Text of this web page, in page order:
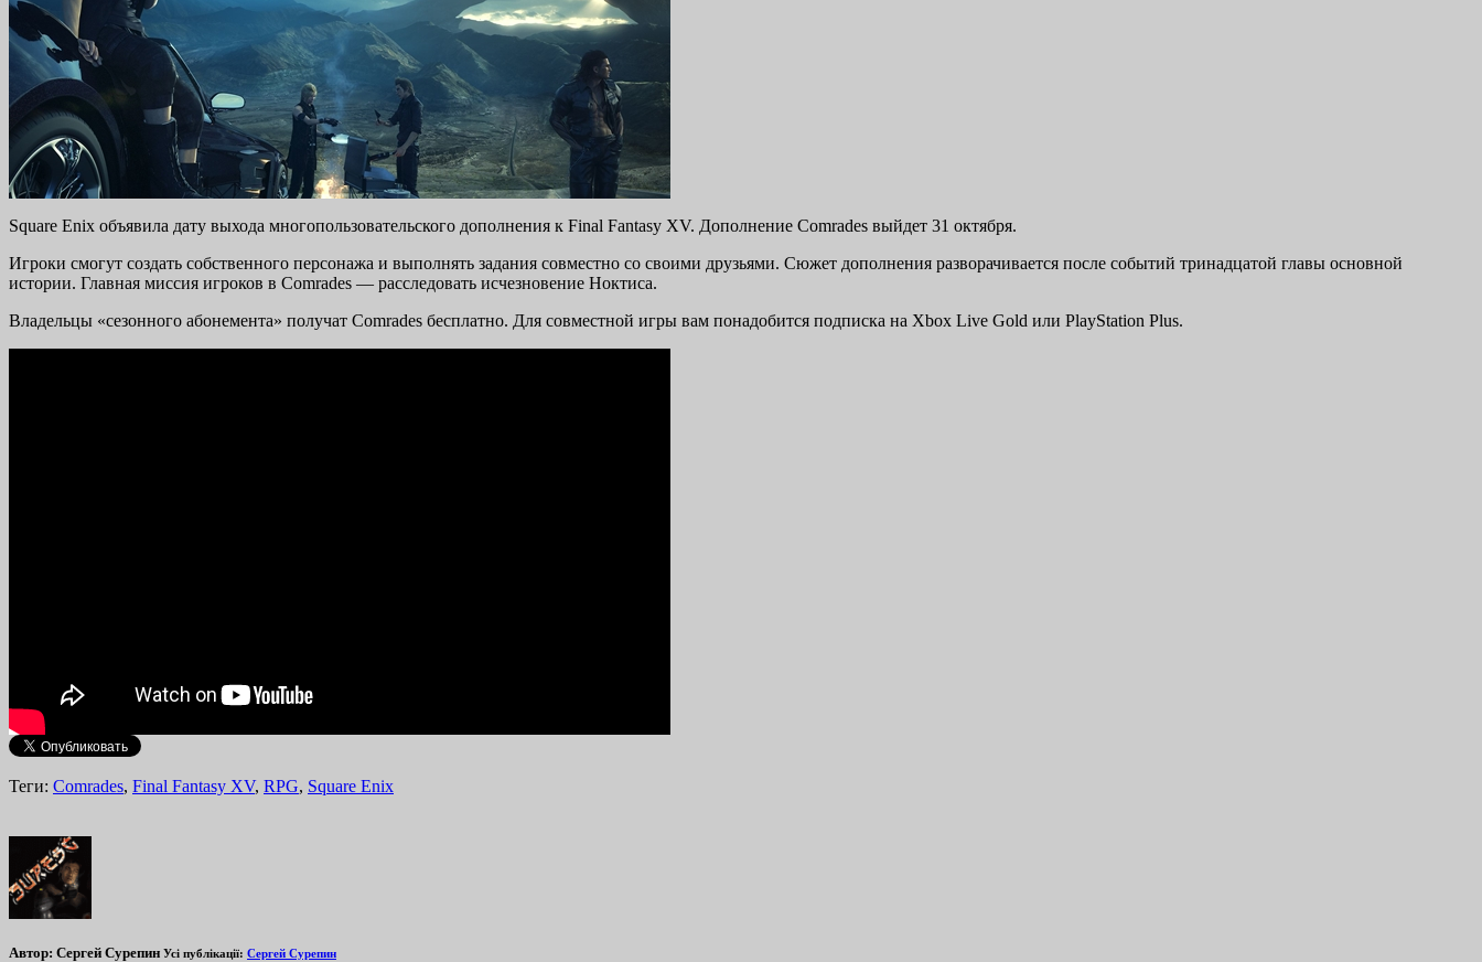
Square Enix объявила дату выхода многопользовательского дополнения к Final Fantasy XV. Дополнение Comrades выйдет 31 октября.
Игроки смогут создать собственного персонажа и выполнять задания совместно со своими друзьями. Сюжет дополнения разворачивается после событий тринадцатой главы основной
истории. Главная миссия игроков в Comrades — расследовать исчезновение Ноктиса.
Владельцы «сезонного абонемента» получат Comrades бесплатно. Для совместной игры вам понадобится подписка на Xbox Live Gold или PlayStation Plus.
Теги: Comrades, Final Fantasy XV, RPG, Square Enix
Автор: Сергей Сурепин Усі публікації: Сергей Сурепин